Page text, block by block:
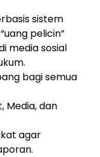
sistem
pelicin”
media sosial
bagi semua
Media, dan
agar